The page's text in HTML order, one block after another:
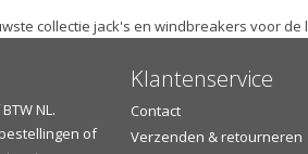
collectie jack's en windbreakers voor
NL.
of
Klantenservice
Contact
Verzenden & retourneren